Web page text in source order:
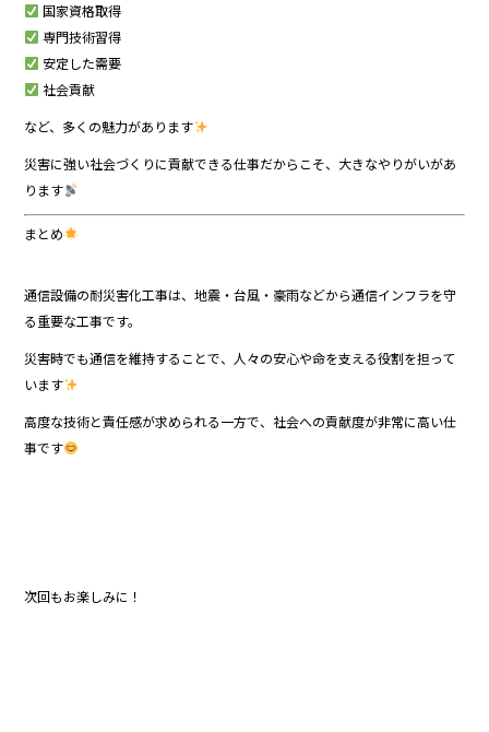
国家資格取得
専門技術習得
安定した需要
社会貢献
など、多くの魅力があります
災害に強い社会づくりに貢献できる仕事だからこそ、大きなやりがいがあ
ります
まとめ
通信設備の耐災害化工事は、地震・台風・豪雨などから通信インフラを守
る重要な工事です。
災害時でも通信を維持することで、人々の安心や命を支える役割を担って
います
高度な技術と責任感が求められる一方で、社会への貢献度が非常に高い仕
事です
次回もお楽しみに！